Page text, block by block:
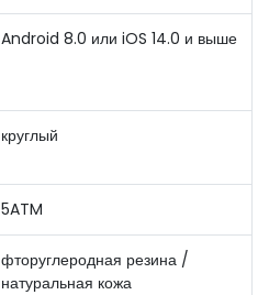
Android 8.0 или iOS 14.0 и выше
круглый
5ATM
фторуглеродная резина /
натуральная кожа